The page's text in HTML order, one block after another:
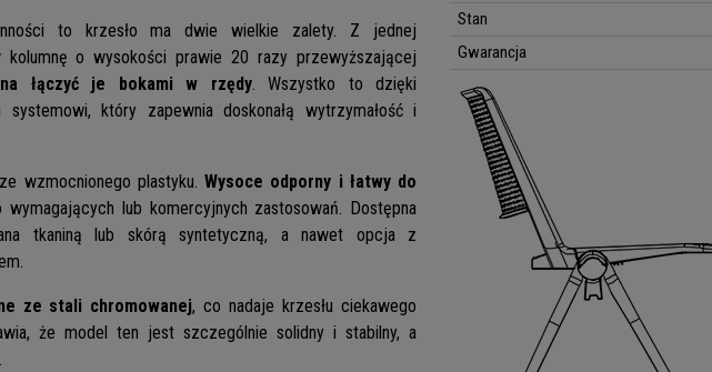
to krzesło ma dwie wielkie zalety. Z jednej
o wysokości prawie 20 razy przewyższającej
łączyć je bokami w rzędy. Wszystko to dzięki
systemowi, który zapewnia doskonałą wytrzymałość i
wzmocnionego plastyku. Wysoce odporny i łatwy do
wymagających lub komercyjnych zastosowań. Dostępna
tkaniną lub skórą syntetyczną, a nawet opcja z
ze stali chromowanej, co nadaje krzesłu ciekawego
że model ten jest szczególnie solidny i stabilny, a
Stan
Gwarancja